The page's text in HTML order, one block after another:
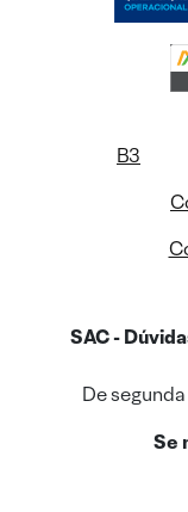
B3
SAC -
De
Se